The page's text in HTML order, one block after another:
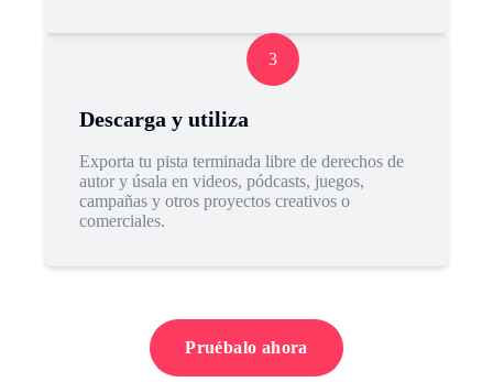
3
Descarga y utiliza
Exporta tu pista terminada libre de derechos de
autor y úsala en videos, pódcasts, juegos,
campañas y otros proyectos creativos o
comerciales.
Pruébalo ahora